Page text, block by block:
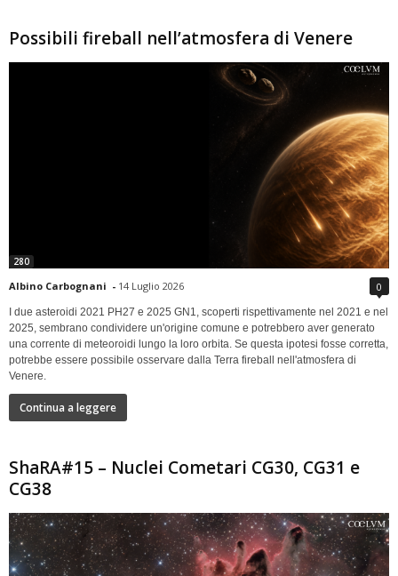
Possibili fireball nell’atmosfera di Venere
280
Albino Carbognani - 14 Luglio 2026 0
I due asteroidi 2021 PH27 e 2025 GN1, scoperti rispettivamente nel 2021 e nel
2025, sembrano condividere un'origine comune e potrebbero aver generato
una corrente di meteoroidi lungo la loro orbita. Se questa ipotesi fosse corretta,
potrebbe essere possibile osservare dalla Terra fireball nell'atmosfera di
Venere.
Continua a leggere
ShaRA#15 – Nuclei Cometari CG30, CG31 e
CG38